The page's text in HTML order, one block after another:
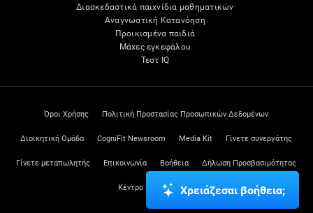
Διασκεδαστικά παιχνίδια μαθηματικών
Αναγνωστική Κατανόηση
Προικισμένα παιδιά
Μάχες εγκεφάλου
Τεστ IQ
Όροι Χρήσης Πολιτική Προστασίας Προσωπικών Δεδομένων
Διοικητική Ομάδα CogniFit Newsroom Media Kit Γίνετε συνεργάτης
Γίνετε μεταπωλητής Επικοινωνία Βοήθεια Δήλωση Προσβασιμότητας
Κέντρο ΕμπιστοσύνηςΧρειάζεσαι βοήθεια;